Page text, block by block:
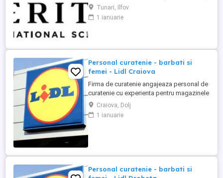
cauta 1 persoana serioasa si
responsabila pentru mentenanta, ingrijire
cladiri si control acces. Pachet salarial
**Responsabilități principale:** * ...
Tunari, Ilfov
1 ianuarie
Personal curatenie - barbati si
femei - Lidl Craiova
Firma de curatenie angajeaza personal de
curatenie cu experienta pentru magazinele
Lidl din Craiova. Program o zi cu o zi.
Personalul de curatenie va asigura:
curatarea aparatelor de reciclat sticle si
Craiova, Dolj
1 ianuarie
Personal curatenie - barbati si